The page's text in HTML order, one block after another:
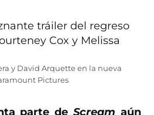
y David Arquette en la nueva
Pictures
parte de Scream aún